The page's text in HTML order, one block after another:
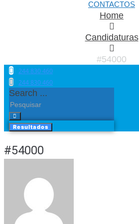
CONTACTOS
Home
Candidaturas
#54000
244 830 460​
244 830 460​
Search ...
Resultados
#54000